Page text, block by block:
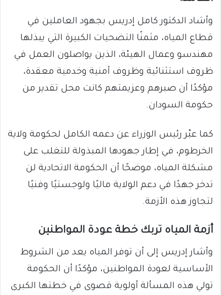
وأشاد الدكتور كامل إدريس بجهود العاملين في
قطاع المياه، مثمنًا التضحيات الكبيرة التي يبذلها
مهندسو وعمال الهيئة، الذين يواصلون العمل في
ظروف استثنائية وظروف أمنية وخدمية معقدة،
مؤكدًا أن صبرهم وعزيمتهم كانت محل تقدير من
حكومة السودان.
كما عبّر رئيس الوزراء عن دعمه الكامل لحكومة ولاية
الخرطوم، في إطار جهودها المبذولة للتغلب على
مشكلة المياه، موضحًا أن الحكومة الاتحادية لن
تدخر جهدًا في دعم الولاية ماليًا ولوجستيًا وفنيًا
لتجاوز هذه الأزمة.
أزمة المياه تربك خطة عودة المواطنين
وأشار إدريس إلى أن توفر المياه يعد من الشروط
الأساسية لعودة المواطنين، مؤكدًا أن الحكومة
تولي هذه المسألة أولوية قصوى في خطتها الكبرى